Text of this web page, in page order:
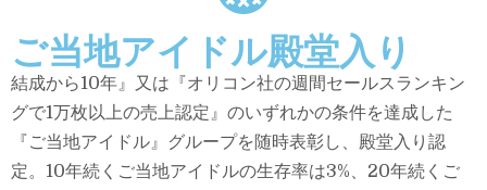
ご当地アイドル殿堂入り
結成から10年』又は『オリコン社の週間セールスランキン
グで1万枚以上の売上認定』のいずれかの条件を達成した
『ご当地アイドル』グループを随時表彰し、殿堂入り認
定。10年続くご当地アイドルの生存率は3%、20年続くご